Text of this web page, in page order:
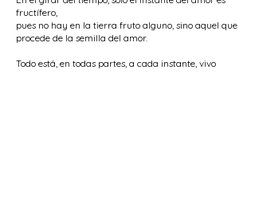
fructífero,
pues no hay en la tierra fruto alguno, sino aquel que
procede de la semilla del amor.
Todo está, en todas partes, a cada instante, vivo